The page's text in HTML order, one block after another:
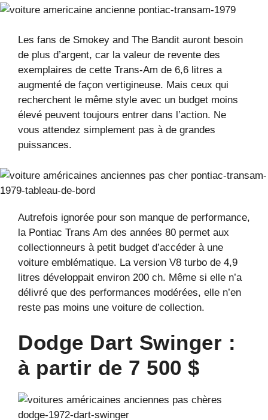
Les fans de Smokey and The Bandit auront besoin
de plus d’argent, car la valeur de revente des
exemplaires de cette Trans-Am de 6,6 litres a
augmenté de façon vertigineuse. Mais ceux qui
recherchent le même style avec un budget moins
élevé peuvent toujours entrer dans l’action. Ne
vous attendez simplement pas à de grandes
puissances.
Autrefois ignorée pour son manque de performance,
la Pontiac Trans Am des années 80 permet aux
collectionneurs à petit budget d’accéder à une
voiture emblématique. La version V8 turbo de 4,9
litres développait environ 200 ch. Même si elle n’a
délivré que des performances modérées, elle n’en
reste pas moins une voiture de collection.
Dodge Dart Swinger :
à partir de 7 500 $